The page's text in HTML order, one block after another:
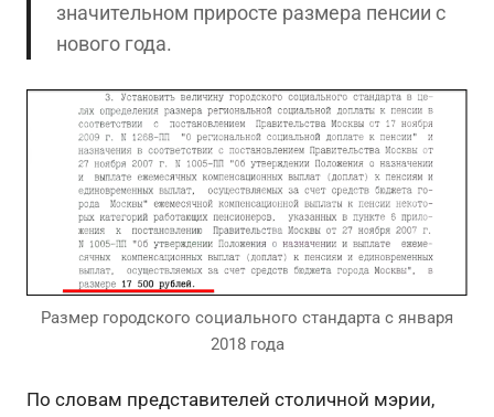
значительном приросте размера пенсии с
нового года.
Размер городского социального стандарта с января
2018 года
По словам представителей столичной мэрии,